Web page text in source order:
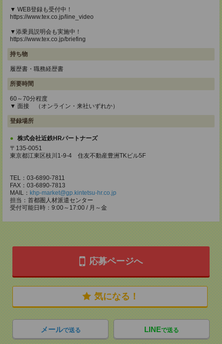
▼ WEB登録も受付中！
https://www.tex.co.jp/line_video
▼添乗員説明会も実施中！
https://www.tex.co.jp/briefing
持ち物
履歴書・職務経歴書
所要時間
60～70分程度
▼ 面接 （オンライン・来社いずれか）
登録場所
株式会社近鉄HRパートナーズ
〒135-0051
東京都江東区枝川1-9-4 住友不動産豊洲TKビル5F
TEL：03-6890-7811
FAX：03-6890-7813
MAIL： khp-market@gp.kintetsu-hr.co.jp
担当：首都圏人材派遣センター
受付可能日時：9:00～17:00 / 月～金
応募ページへ
気になる！
メールで送る LINEで送る